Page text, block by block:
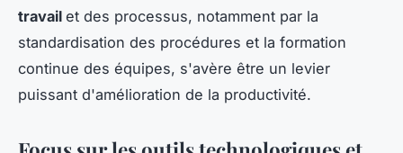
travail et des processus, notamment par la
standardisation des procédures et la formation
continue des équipes, s'avère être un levier
puissant d'amélioration de la productivité.